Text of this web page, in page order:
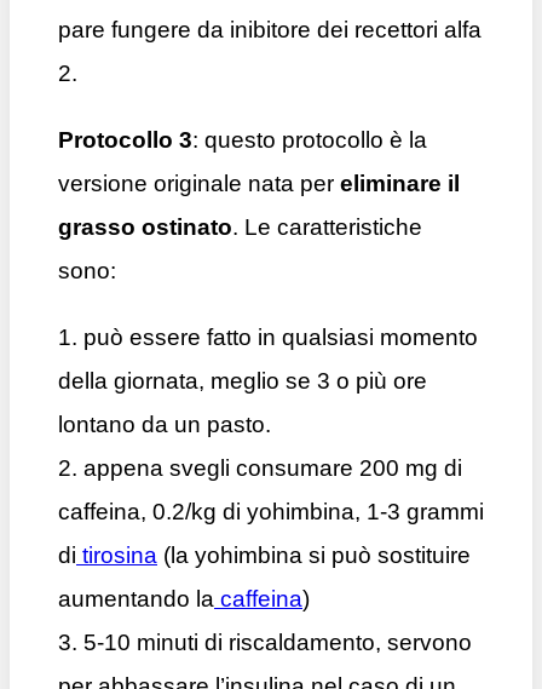
pare fungere da inibitore dei recettori alfa
2.
Protocollo 3: questo protocollo è la
versione originale nata per eliminare il
grasso ostinato. Le caratteristiche
sono:
1. può essere fatto in qualsiasi momento
della giornata, meglio se 3 o più ore
lontano da un pasto.
2. appena svegli consumare 200 mg di
caffeina, 0.2/kg di yohimbina, 1-3 grammi
di tirosina (la yohimbina si può sostituire
aumentando la caffeina)
3. 5-10 minuti di riscaldamento, servono